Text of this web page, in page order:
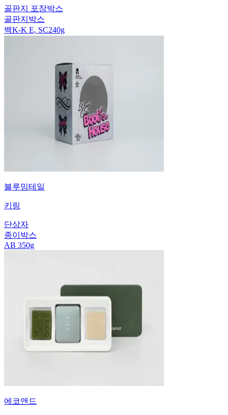
골판지 포장박스
골판지박스
백K-K E, SC240g
블루밍테일
키링
단상자
종이박스
AB 350g
에코앤드